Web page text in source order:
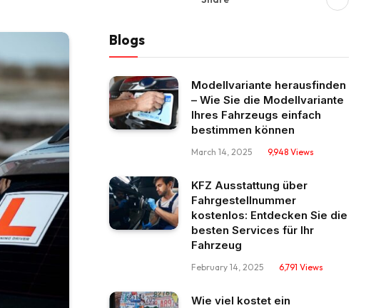
Blogs
Modellvariante herausfinden
– Wie Sie die Modellvariante
Ihres Fahrzeugs einfach
bestimmen können
March 14, 2025 9,948 Views
KFZ Ausstattung über
Fahrgestellnummer
kostenlos: Entdecken Sie die
besten Services für Ihr
Fahrzeug
February 14, 2025 6,791 Views
Wie viel kostet ein